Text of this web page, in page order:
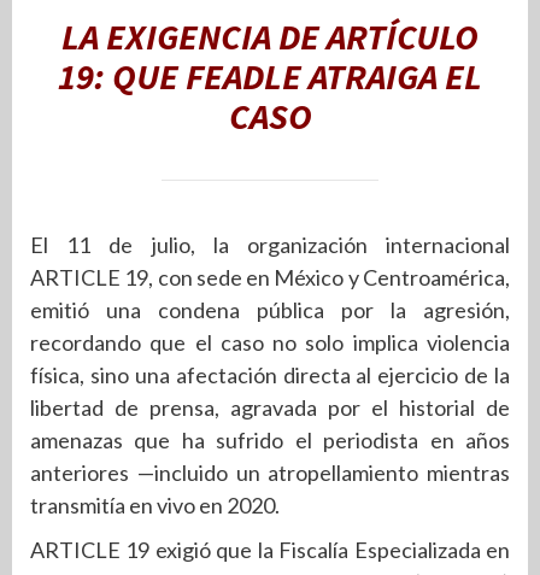
LA EXIGENCIA DE ARTÍCULO
19: QUE FEADLE ATRAIGA EL
CASO
El 11 de julio, la organización internacional
ARTICLE 19, con sede en México y Centroamérica,
emitió una condena pública por la agresión,
recordando que el caso no solo implica violencia
física, sino una afectación directa al ejercicio de la
libertad de prensa, agravada por el historial de
amenazas que ha sufrido el periodista en años
anteriores —incluido un atropellamiento mientras
transmitía en vivo en 2020.
ARTICLE 19 exigió que la Fiscalía Especializada en